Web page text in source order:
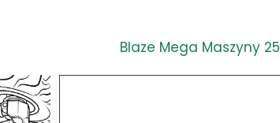
Blaze Mega Maszyny 25